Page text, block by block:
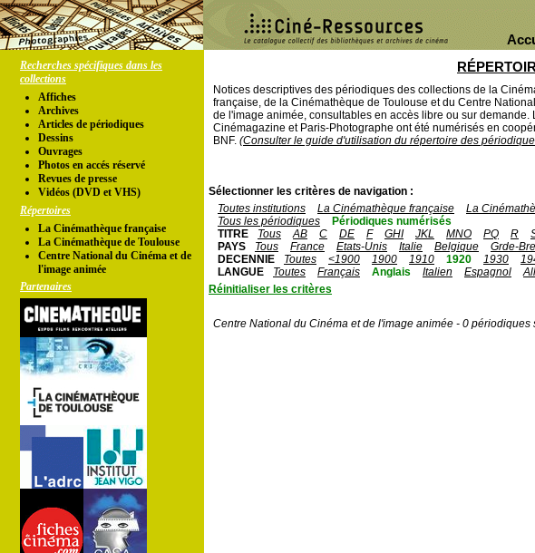
Recherches spécifiques dans les
collections
Affiches
Archives
Articles de périodiques
Dessins
Ouvrages
Photos en accés réservé
Revues de presse
Vidéos (DVD et VHS)
Répertoires
La Cinémathèque française
La Cinémathèque de Toulouse
Centre National du Cinéma et de
l'image animée
Partenaires
Notices descriptives des périodiques des collections de la
française, de la Cinémathèque de Toulouse et du Centre
de l'image animée, consultables en accès libre ou sur demande.
Cinémagazine et Paris-Photographe ont été numérisés en
BNF. (Consulter le guide d'utilisation du répertoire des
Sélectionner les critères de navigation :
Toutes institutions
La Cinémathèque française La
Tous les périodiques
Périodiques numérisés
TITRE
Tous AB C DE F GHI JKL MNO PQ R
PAYS
Tous France Etats-Unis Italie Belgique Grde-
DECENNIE
Toutes <1900 1900 1910 1920 1930
LANGUE
Toutes Français Anglais Italien Espagnol
Réinitialiser les critères
Centre National du Cinéma et de l'image animée - 0 périodiques